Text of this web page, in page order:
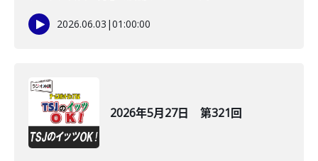
2026.06.03 |01:00:00
2026年5月27日 第321回